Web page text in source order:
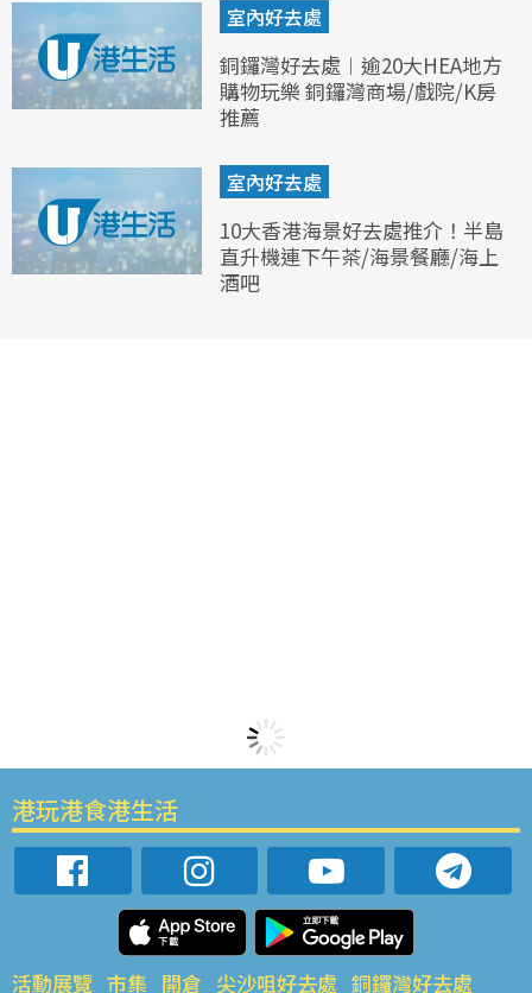
室內好去處
銅鑼灣好去處︱逾20大HEA地方
購物玩樂 銅鑼灣商場/戲院/K房
推薦
室內好去處
10大香港海景好去處推介！半島
直升機連下午茶/海景餐廳/海上
酒吧
港玩港食港生活
活動展覽 市集 開倉 尖沙咀好去處 銅鑼灣好去處